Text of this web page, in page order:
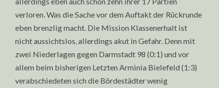
verloren. Was die Sache vor dem Auftakt der Rückrunde
eben brenzlig macht. Die Mission Klassenerhalt ist
nicht aussichtslos, allerdings akut in Gefahr. Denn mit
zwei Niederlagen gegen Darmstadt 98 (0:1) und vor
allem beim bisherigen Letzten Arminia Bielefeld (1:3)
verabschiedeten sich die Bördestädter wenig